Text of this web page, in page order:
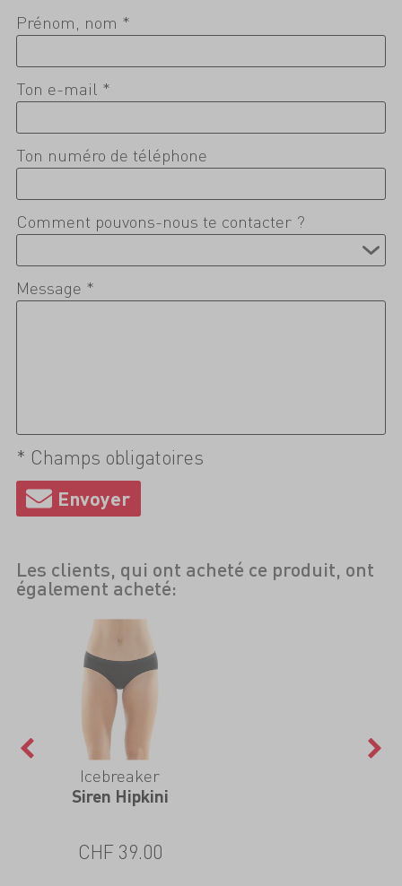
Prénom, nom *
Ton e-mail *
Ton numéro de téléphone
Comment pouvons-nous te contacter ?
Message *
* Champs obligatoires
Les clients, qui ont acheté ce produit, ont
également acheté:
Icebreaker
Siren Hipkini
CHF 39.00